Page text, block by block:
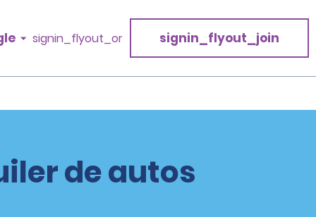
signin_flyout_or signin_flyout_join
de autos